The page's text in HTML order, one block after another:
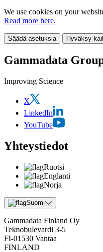
We use cookies on your
Read more here.
Säädä asetuksia Hyväksy
Gammadata
Improving Science
X
LinkedIn
YouTube
Yhteystiedot
Ruotsi
Englanti
Norja
Suomi
Gammadata Finland Oy
Teknobulevardi 3-5
FI-01530 Vantaa
FINLAND